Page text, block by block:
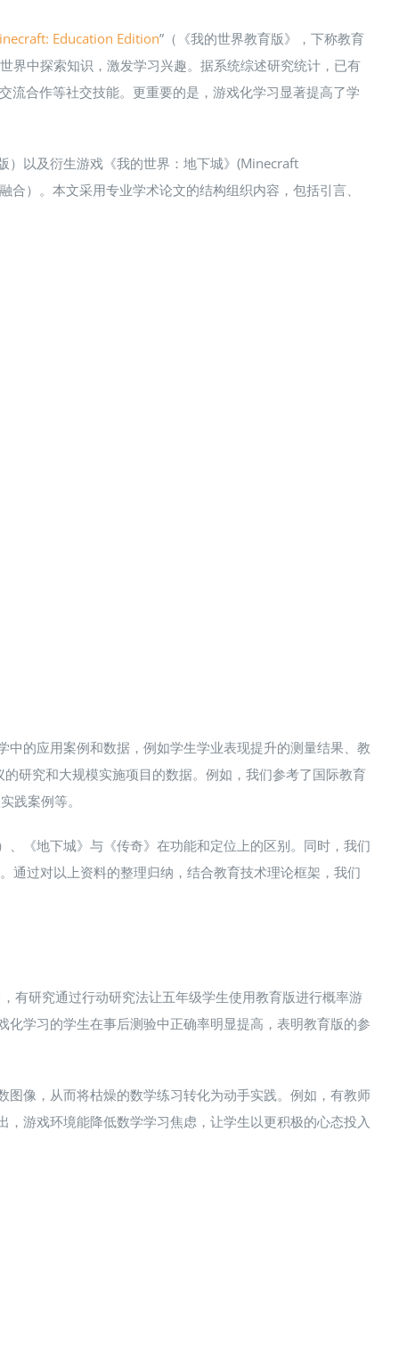
Education Edition”（《我的世界教育版》，下称教育
界中探索知识，激发学习兴趣。据系统综述研究统计，已有
合作等社交技能​。更重要的是，游戏化学习显著提高了学
）以及衍生游戏《我的世界：地下城》(Minecraft
）。本文采用专业学术论文的结构组织内容，包括引言、
的应用案例和数据，例如学生学业表现提升的测量结果、教
研究​和大规模实施项目的数据。例如，我们参考了国际教育
践案例​等。
《地下城》与《传奇》在功能和定位上的区别​。同时，我们
通过对以上资料的整理归纳，结合教育技术理论框架，我们
有研究通过行动研究法让五年级学生使用教育版进行概率游
学习的学生在事后测验中正确率明显提高，表明教育版的参
像，从而将枯燥的数学练习转化为动手实践。例如，有教师
游戏环境能降低数学学习焦虑，让学生以更积极的心态投入